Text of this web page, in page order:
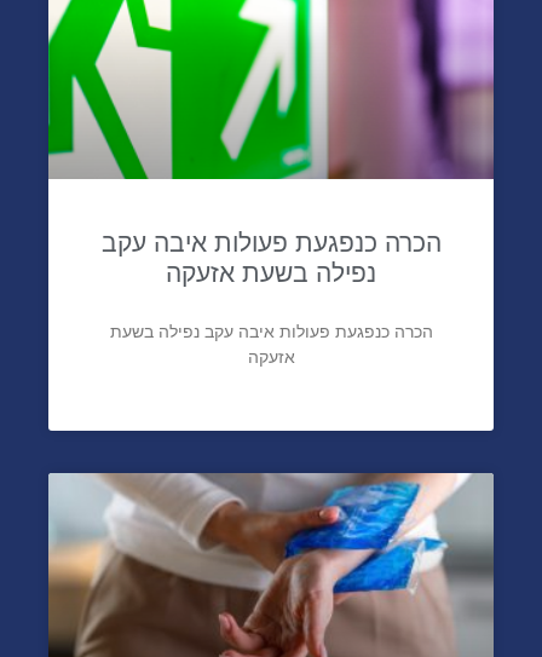
הכרה כנפגעת פעולות איבה עקב
נפילה בשעת אזעקה
הכרה כנפגעת פעולות איבה עקב נפילה בשעת
אזעקה